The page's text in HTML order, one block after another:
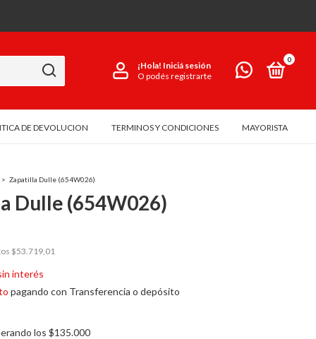
¡Hola! Iniciá sesión
O podés registrarte
0
DE DEVOLUCION TERMINOS Y CONDICIONES MAYORISTA
> Zapatilla Dulle (654W026)
Dulle (654W026)
$53.719,01
interés
pagando con Transferencia o depósito
los $135.000